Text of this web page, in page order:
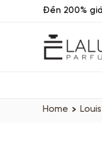
Đền 200%
Home